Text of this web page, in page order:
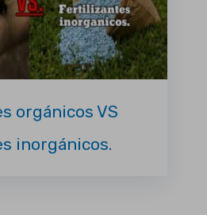
orgánicos VS
inorgánicos.